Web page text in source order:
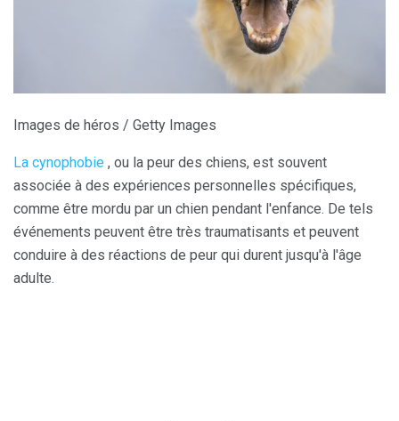
Images de héros / Getty Images
La cynophobie , ou la peur des chiens, est souvent
associée à des expériences personnelles spécifiques,
comme être mordu par un chien pendant l'enfance. De tels
événements peuvent être très traumatisants et peuvent
conduire à des réactions de peur qui durent jusqu'à l'âge
adulte.